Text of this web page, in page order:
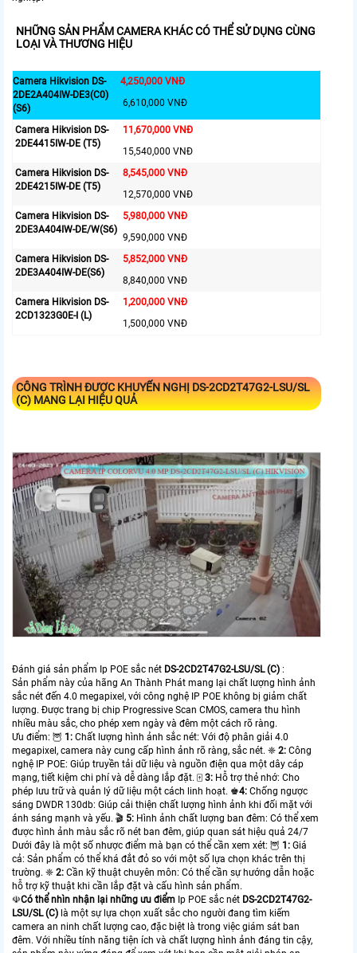
NHỮNG SẢN PHẨM CAMERA KHÁC CÓ THỂ SỬ DỤNG CÙNG
LOẠI VÀ THƯƠNG HIỆU
Camera Hikvision DS-
2DE2A404IW-DE3(C0)
(S6)
4,250,000 VNĐ
6,610,000 VNĐ
Camera Hikvision DS-
2DE4415IW-DE (T5)
11,670,000 VNĐ
15,540,000 VNĐ
Camera Hikvision DS-
2DE4215IW-DE (T5)
8,545,000 VNĐ
12,570,000 VNĐ
Camera Hikvision DS-
2DE3A404IW-DE/W(S6)
5,980,000 VNĐ
9,590,000 VNĐ
Camera Hikvision DS-
2DE3A404IW-DE(S6)
5,852,000 VNĐ
8,840,000 VNĐ
Camera Hikvision DS-
2CD1323G0E-I (L)
1,200,000 VNĐ
1,500,000 VNĐ
CÔNG TRÌNH ĐƯỢC KHUYẾN NGHỊDS-2CD2T47G2-LSU/SL
(C)MANG LẠI HIỆU QUẢ
Đánh giá sản phẩm Ip POE sắc nét DS-2CD2T47G2-LSU/SL (C) :
Sản phẩm này của hãng An Thành Phát mang lại chất lượng hình ảnh
sắc nét đến 4.0 megapixel, với công nghệ IP POE không bị giảm chất
lượng. Được trang bị chip Progressive Scan CMOS, camera thu hình
nhiều màu sắc, cho phép xem ngày và đêm một cách rõ ràng.
Ưu điểm: 🦉 1: Chất lượng hình ảnh sắc nét: Với độ phân giải 4.0
megapixel, camera này cung cấp hình ảnh rõ ràng, sắc nét. ❈ 2: Công
nghệ IP POE: Giúp truyền tải dữ liệu và nguồn điện qua một dây cáp
mạng, tiết kiệm chi phí và dễ dàng lắp đặt. 🀄 3: Hỗ trợ thẻ nhớ: Cho
phép lưu trữ và quản lý dữ liệu một cách linh hoạt. ♚4: Chống ngược
sáng DWDR 130db: Giúp cải thiện chất lượng hình ảnh khi đối mặt với
ánh sáng mạnh và yếu. 🎬 5: Hình ảnh chất lượng ban đêm: Có thể xem
được hình ảnh màu sắc rõ nét ban đêm, giúp quan sát hiệu quả 24/7
Dưới đây là một số nhược điểm mà bạn có thể cần xem xét: 🦉 1: Giá
cả: Sản phẩm có thể khá đắt đỏ so với một số lựa chọn khác trên thị
trường. ❈ 2: Cần kỹ thuật chuyên môn: Có thể cần sự hướng dẫn hoặc
hỗ trợ kỹ thuật khi cần lắp đặt và cấu hình sản phẩm.
☫Có thể nhìn nhận lại những ưu điểm Ip POE sắc nét DS-2CD2T47G2-
LSU/SL (C) là một sự lựa chọn xuất sắc cho người đang tìm kiếm
camera an ninh chất lượng cao, đặc biệt là trong việc giám sát ban
đêm. Với nhiều tính năng tiện ích và chất lượng hình ảnh đáng tin cậy,